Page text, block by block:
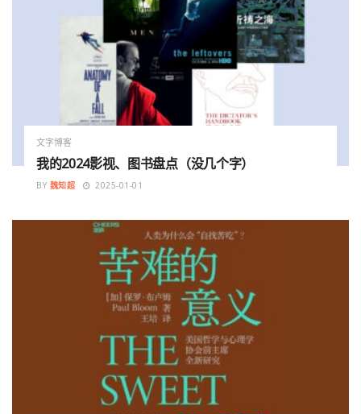
文字博客
我的2024影视、图书盘点（没几个字）
BY 魏知超 2025-01-01